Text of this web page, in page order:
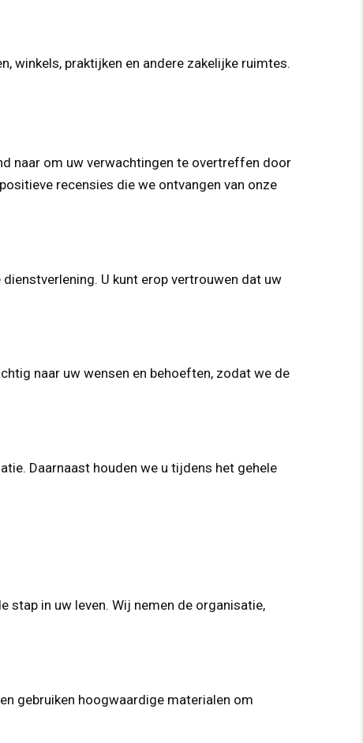
winkels, praktijken en andere zakelijke ruimtes.
naar om uw verwachtingen te overtreffen door
recensies die we ontvangen van onze
U kunt erop vertrouwen dat uw
naar uw wensen en behoeften, zodat we de
Daarnaast houden we u tijdens het gehele
stap in uw leven. Wij nemen de organisatie,
gebruiken hoogwaardige materialen om